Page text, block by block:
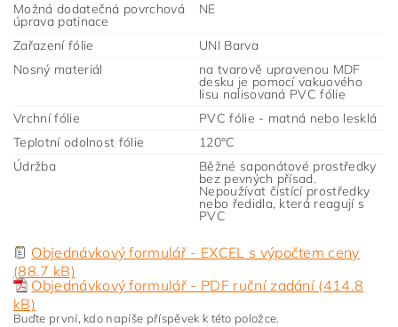
Možná dodatečná povrchová
úprava patinace
NE
Zařazení fólie
UNI Barva
Nosný materiál
na tvarově upravenou MDF
desku je pomocí vakuového
lisu nalisovaná PVC fólie
Vrchní fólie
PVC fólie - matná nebo lesklá
Teplotní odolnost fólie
120°C
Údržba
Běžné saponátové prostředky
bez pevných přísad.
Nepoužívat čistící prostředky
nebo ředidla, která reagují s
PVC
Objednávkový formulář - EXCEL s výpočtem ceny
(88.7 kB)
Objednávkový formulář - PDF ruční zadání (414.8
kB)
Buďte první, kdo napíše příspěvek k této položce.